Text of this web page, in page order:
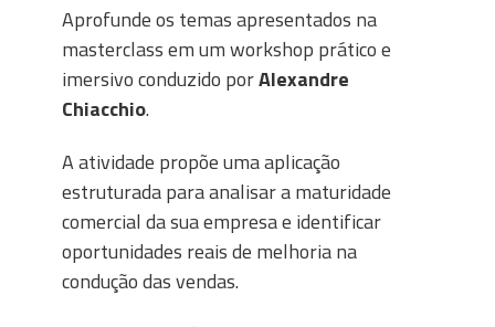
Aprofunde os temas apresentados na
masterclass em um workshop prático e
imersivo conduzido porAlexandre
Chiacchio.
A atividade propõe uma aplicação
estruturada para analisar a maturidade
comercial da sua empresa e identificar
oportunidades reais de melhoria na
condução das vendas.